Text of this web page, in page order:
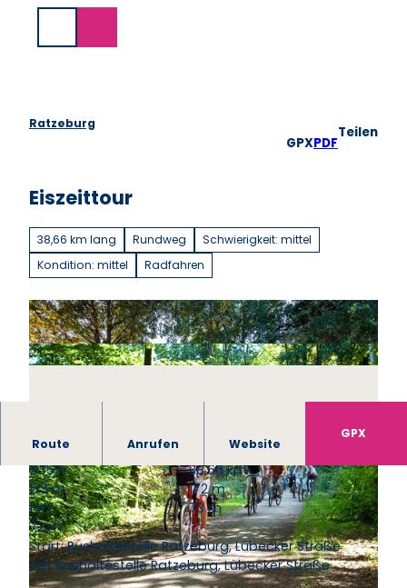
Ratzeburg
GPXPDF
Teilen
Eiszeittour
38,66 km lang Rundweg
Schwierigkeit: mittel
Kondition: mittel
Radfahren
© Markus Tiemann / HLMS GmbH |CC-BY-SA
Route Anrufen Website
GPX
2:35 h
38,66 km
173 m
172 m
1 m
73 m
72 m
Start: Bushaltestelle Ratzeburg, Lübecker Straße
Ziel: Bushaltestelle Ratzeburg, Lübecker Straße